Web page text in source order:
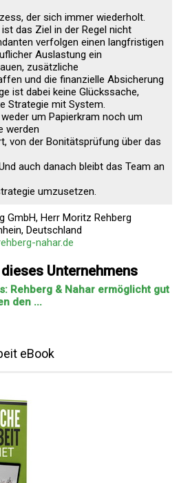
der sich immer wiederholt.
das Ziel in der Regel nicht
verfolgen einen langfristigen
Auslastung ein
zusätzliche
und die finanzielle Absicherung
ist dabei keine Glückssache,
Strategie mit System.
um Papierkram noch um
werden
von der Bonitätsprüfung über das
auch danach bleibt das Team an
umzusetzen.
GmbH, Herr Moritz Rehberg
Deutschland
nahar.de
Unternehmens
Rehberg & Nahar ermöglicht gut
den ...
eBook